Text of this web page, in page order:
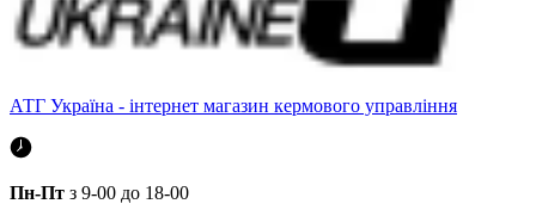
АТГ Україна - інтернет магазин кермового управління
Пн-Пт з 9-00 до 18-00